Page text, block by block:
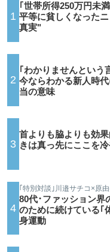
1
｢世帯所得250万円未
平等に貧しくなった
真実"
2
｢わかりませんという
今ならわかる新人時
当の意味
3
首よりも脇よりも効
きは真っ先にここを
4
｢特別対談｣川邉サチコ×原
80代･ファッション界
のために続けている｢
身運動